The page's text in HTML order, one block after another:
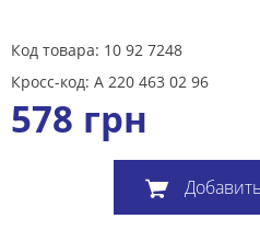
Код товара: 10 92 7248
Кросс-код: A 220 463 02 96
578 грн